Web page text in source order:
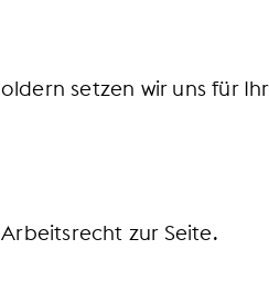
setzen wir uns für
zur Seite.